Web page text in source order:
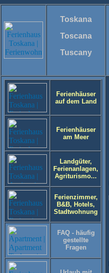
Toskana
Toscana
Tuscany
Ferienhäuser
auf dem Land
Ferienhäuser
am Meer
Landgüter,
Ferienanlagen,
Agriturismo...
Ferienzimmer,
B&B, Hotels,
Stadtwohnung
FAQ - häufig
gestellte
Fragen